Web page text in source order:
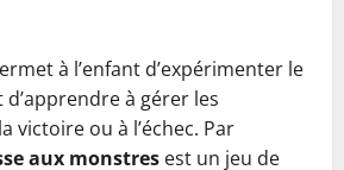
à l’enfant d’expérimenter le
à gérer les
victoire ou à l’échec. Par
aux monstres est un jeu de